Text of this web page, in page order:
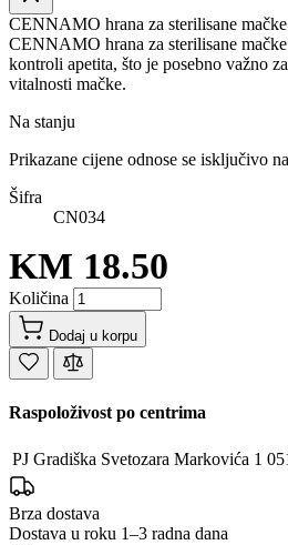
CENNAMO hrana za sterilisane
CENNAMO hrana za sterilisane
kontroli apetita, što je posebno važno
vitalnosti mačke.
Na stanju
Prikazane cijene odnose se isključivo
Šifra
CN034
KM 18.50
Količina
Dodaj u korpu
Raspoloživost po centrima
PJ Gradiška Svetozara Markovića 1
Brza dostava
Dostava u roku 1–3 radna dana